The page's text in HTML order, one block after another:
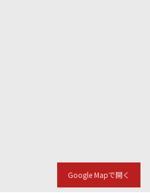
Google Mapで開く